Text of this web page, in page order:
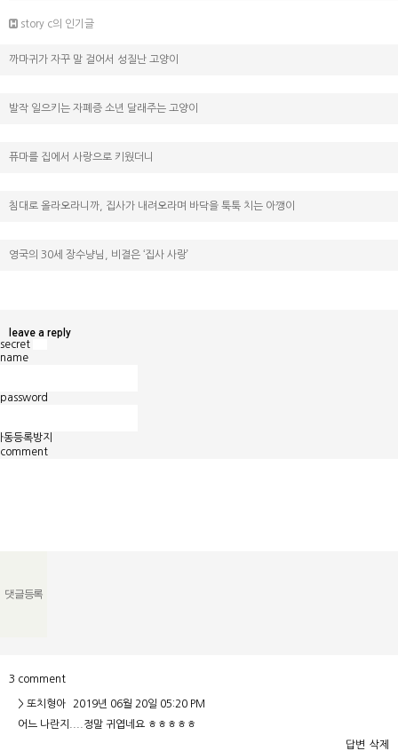
story c의 인기글
까마귀가 자꾸 말 걸어서 성질난 고양이
발작 일으키는 자폐증 소년 달래주는 고양이
퓨마를 집에서 사랑으로 키웠더니
침대로 올라오라니까, 집사가 내려오라며 바닥을 툭툭 치는 아깽이
영국의 30세 장수냥님, 비결은 ‘집사 사랑’
leave a reply
secret
name
password
동등록방지
comment
3 comment
> 또치형아
2019년 06월 20일 05:20 PM
어느 나란지....정말 귀엽네요 ㅎㅎㅎㅎㅎ
답변 삭제